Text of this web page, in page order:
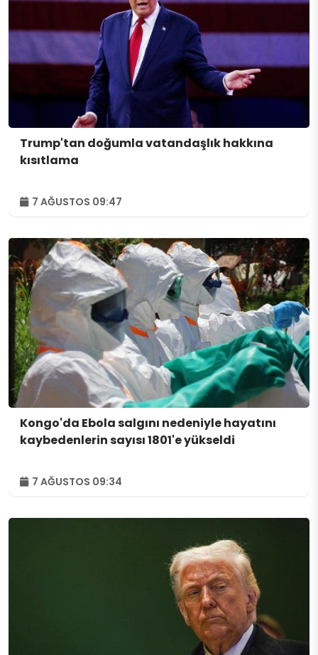
Trump'tan doğumla vatandaşlık hakkına
kısıtlama
7 AĞUSTOS 09:47
Kongo'da Ebola salgını nedeniyle hayatını
kaybedenlerin sayısı 1801'e yükseldi
7 AĞUSTOS 09:34